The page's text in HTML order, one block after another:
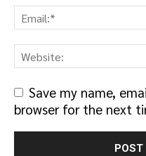
Save my name,
browser for the next